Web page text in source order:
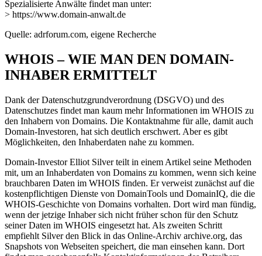
Spezialisierte Anwälte findet man unter:
> https://www.domain-anwalt.de
Quelle: adrforum.com, eigene Recherche
WHOIS – WIE MAN DEN DOMAIN-
INHABER ERMITTELT
Dank der Datenschutzgrundverordnung (DSGVO) und des
Datenschutzes findet man kaum mehr Informationen im WHOIS zu
den Inhabern von Domains. Die Kontaktnahme für alle, damit auch
Domain-Investoren, hat sich deutlich erschwert. Aber es gibt
Möglichkeiten, den Inhaberdaten nahe zu kommen.
Domain-Investor Elliot Silver teilt in einem Artikel seine Methoden
mit, um an Inhaberdaten von Domains zu kommen, wenn sich keine
brauchbaren Daten im WHOIS finden. Er verweist zunächst auf die
kostenpflichtigen Dienste von DomainTools und DomainIQ, die die
WHOIS-Geschichte von Domains vorhalten. Dort wird man fündig,
wenn der jetzige Inhaber sich nicht früher schon für den Schutz
seiner Daten im WHOIS eingesetzt hat. Als zweiten Schritt
empfiehlt Silver den Blick in das Online-Archiv archive.org, das
Snapshots von Webseiten speichert, die man einsehen kann. Dort